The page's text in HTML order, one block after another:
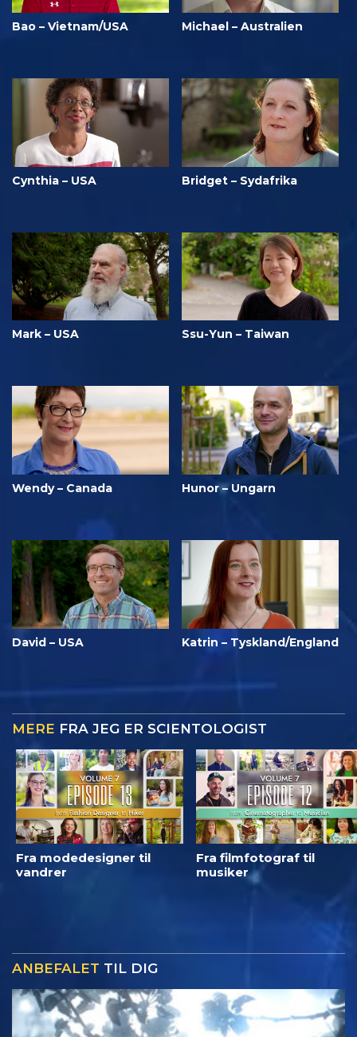
Bao – Vietnam/USA Michael – Australien
Cynthia – USA Bridget – Sydafrika
Mark – USA Ssu-Yun – Taiwan
Wendy – Canada Hunor – Ungarn
David – USA Katrin – Tyskland/England
MERE FRA JEG ER SCIENTOLOGIST
Fra modedesigner til
vandrer
Fra filmfotograf til
musiker
ANBEFALET TIL DIG